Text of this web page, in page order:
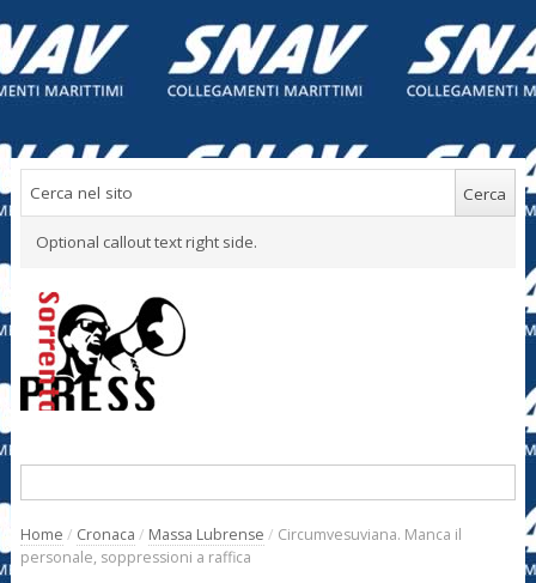
Optional callout text right side.
Home / Cronaca / Massa Lubrense / Circumvesuviana. Manca il
personale, soppressioni a raffica